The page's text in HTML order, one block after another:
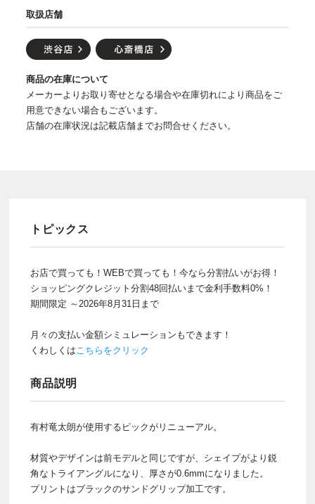
取扱店舗
商品の在庫について
メーカーよりお取り寄せとなる場合や在庫切れにより商品をご
用意できない場合もございます。
店舗の在庫状況は記載店舗までお問合せください。
トピックス
お店で買っても！WEBで買っても！今なら分割払いがお得！
ショッピングクレジット分割48回払いまで金利手数料0%！
期間限定 ～2026年8月31日まで
月々の支払い金額シミュレーションもできます！
くわしくはこちらをクリック
商品説明
有村竜太朗が使用するピックがリニューアル。
材質やデザインは前モデルと同じですが、シェイプがより鋭
角なトライアングルになり、厚さが0.6mmになりました。
プリントはブラックのサンドグリップ加工です。